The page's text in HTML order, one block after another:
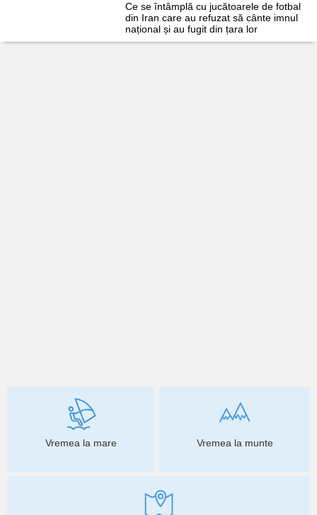
Ce se întâmplă cu jucătoarele de fotbal
din Iran care au refuzat să cânte imnul
național și au fugit din țara lor
Vremea la mare Vremea la munte